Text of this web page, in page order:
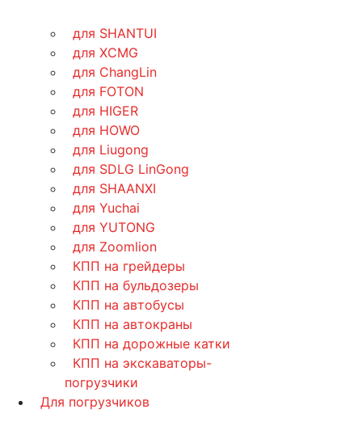
для SHANTUI
для XCMG
для ChangLin
для FOTON
для HIGER
для HOWO
для Liugong
для SDLG LinGong
для SHAANXI
для Yuchai
для YUTONG
для Zoomlion
КПП на грейдеры
КПП на бульдозеры
КПП на автобусы
КПП на автокраны
КПП на дорожные катки
КПП на экскаваторы-
погрузчики
Для погрузчиков